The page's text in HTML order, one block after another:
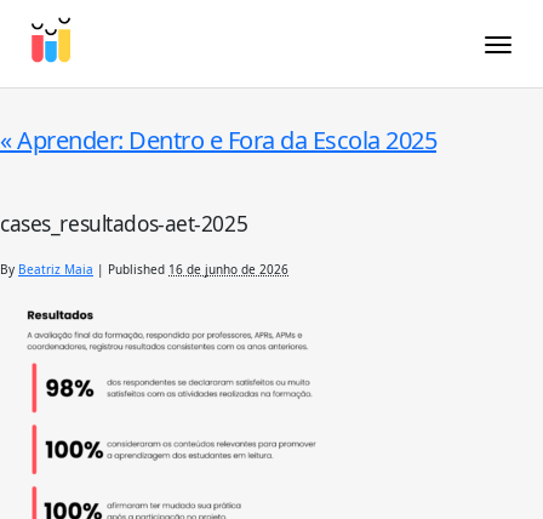
«Aprender: Dentro e Fora da Escola 2025
cases_resultados-aet-2025
By Beatriz Maia | Published 16 de junho de 2026